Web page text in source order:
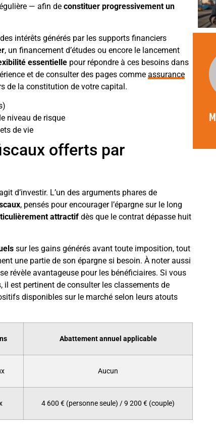
— afin de constituer progressivement un
intérêts générés par les supports financiers
, un financement d’études ou encore le lancement
essentielle pour répondre à ces besoins dans
et de consulter des pages comme assurance
de la constitution de votre capital.
niveau de risque
de vie
offerts par
d’investir. L’un des arguments phares de
, pensés pour encourager l’épargne sur le long
attractif dès que le contrat dépasse huit
sur les gains générés avant toute imposition, tout
une partie de son épargne si besoin. À noter aussi
révèle avantageuse pour les bénéficiaires. Si vous
est pertinent de consulter les classements de
disponibles sur le marché selon leurs atouts
Abattement annuel applicable
Aucun
4 600 € (personne seule) / 9 200 € (couple)